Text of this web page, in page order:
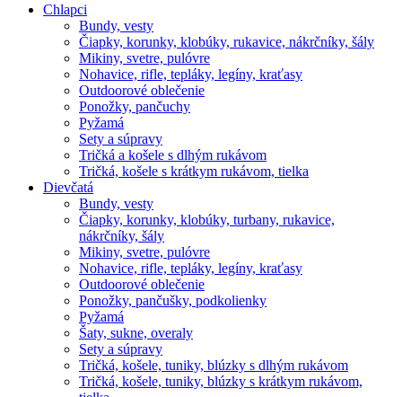
Chlapci
Bundy, vesty
Čiapky, korunky, klobúky, rukavice, nákrčníky, šály
Mikiny, svetre, pulóvre
Nohavice, rifle, tepláky, legíny, kraťasy
Outdoorové oblečenie
Ponožky, pančuchy
Pyžamá
Sety a súpravy
Tričká a košele s dlhým rukávom
Tričká, košele s krátkym rukávom, tielka
Dievčatá
Bundy, vesty
Čiapky, korunky, klobúky, turbany, rukavice,
nákrčníky, šály
Mikiny, svetre, pulóvre
Nohavice, rifle, tepláky, legíny, kraťasy
Outdoorové oblečenie
Ponožky, pančušky, podkolienky
Pyžamá
Šaty, sukne, overaly
Sety a súpravy
Tričká, košele, tuniky, blúzky s dlhým rukávom
Tričká, košele, tuniky, blúzky s krátkym rukávom,